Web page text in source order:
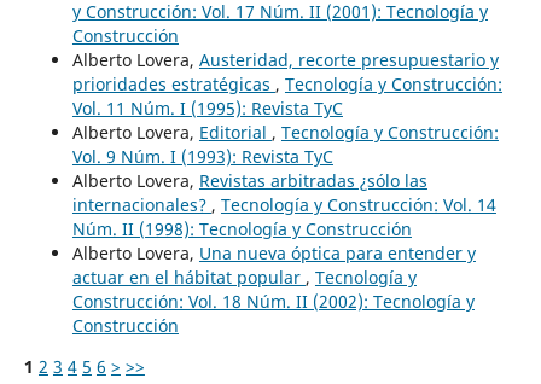
y Construcción: Vol. 17 Núm. II (2001): Tecnología y
Construcción
Alberto Lovera, Austeridad, recorte presupuestario y
prioridades estratégicas , Tecnología y Construcción:
Vol. 11 Núm. I (1995): Revista TyC
Alberto Lovera, Editorial , Tecnología y Construcción:
Vol. 9 Núm. I (1993): Revista TyC
Alberto Lovera, Revistas arbitradas ¿sólo las
internacionales? , Tecnología y Construcción: Vol. 14
Núm. II (1998): Tecnología y Construcción
Alberto Lovera, Una nueva óptica para entender y
actuar en el hábitat popular , Tecnología y
Construcción: Vol. 18 Núm. II (2002): Tecnología y
Construcción
1 2 3 4 5 6 > >>